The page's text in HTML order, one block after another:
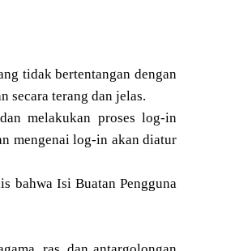
tidak bertentangan dengan
secara terang dan jelas.
melakukan proses log-in
mengenai log-in akan diatur
bahwa Isi Buatan Pengguna